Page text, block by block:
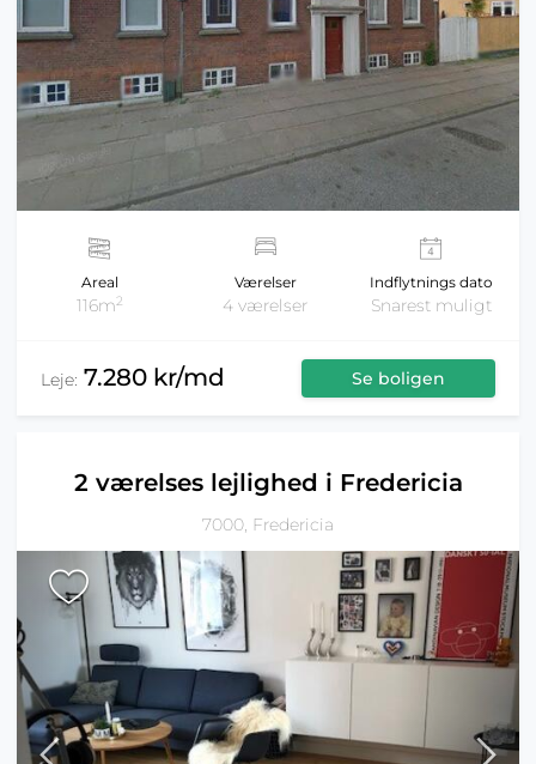
Areal
116m2
Værelser
4 værelser
Indflytnings dato
Snarest muligt
Leje: 7.280 kr/md Se boligen
2 værelses lejlighed i Fredericia
7000, Fredericia